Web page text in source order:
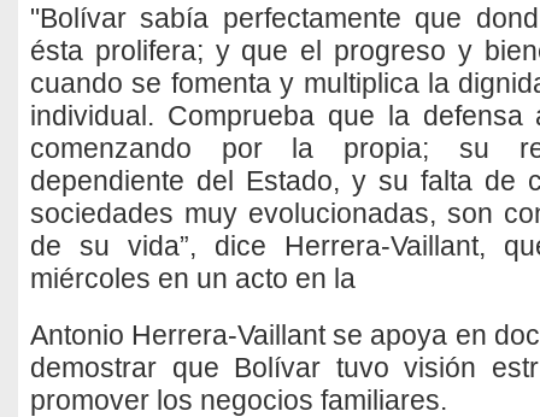
"Bolívar sabía perfectamente que
ésta prolifera; y que el progreso y
cuando se fomenta y multiplica la
individual. Comprueba que la
comenzando por la propia; su
dependiente del Estado, y su falta de
sociedades muy evolucionadas, son
de su vida”, dice Herrera-Vaillant,
miércoles en un acto en la
Antonio Herrera-Vaillant se apoya en
demostrar que Bolívar tuvo visión
promover los negocios familiares.